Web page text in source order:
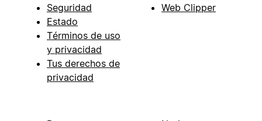
Seguridad
Estado
Términos de uso
y privacidad
Tus derechos de
privacidad
Web Clipper